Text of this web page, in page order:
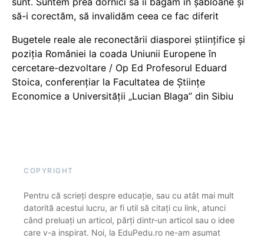
să-i corectăm, să invalidăm ceea ce fac diferit
Bugetele reale ale reconectării diasporei științifice și
poziția României la coada Uniunii Europene în
cercetare-dezvoltare / Op Ed Profesorul Eduard
Stoica, conferențiar la Facultatea de Științe
Economice a Universității „Lucian Blaga” din Sibiu
COPYRIGHT
Pentru că scrieți despre educație, sau cu atât mai mult
datorită acestui lucru, ar fi util să citați cu link, atunci
când preluați un articol, părți dintr-un articol sau o idee
care v-a inspirat. Noi, la EduPedu.ro ne-am asumat